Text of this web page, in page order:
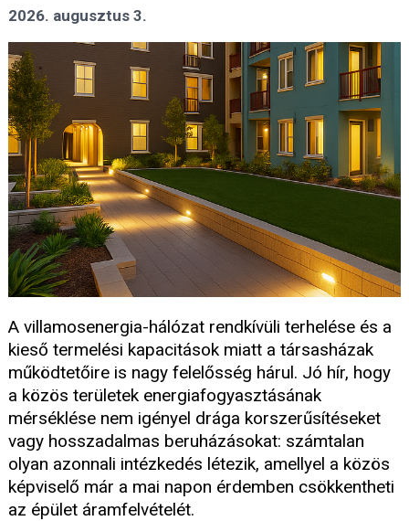
2026. augusztus 3.
A villamosenergia-hálózat rendkívüli terhelése és a
kieső termelési kapacitások miatt a társasházak
működtetőire is nagy felelősség hárul. Jó hír, hogy
a közös területek energiafogyasztásának
mérséklése nem igényel drága korszerűsítéseket
vagy hosszadalmas beruházásokat: számtalan
olyan azonnali intézkedés létezik, amellyel a közös
képviselő már a mai napon érdemben csökkentheti
az épület áramfelvételét.